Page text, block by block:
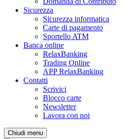
Sicurezza
Sicurezza informatica
Carte di pagamento
Sportello ATM
Banca online
RelaxBanking
Trading Online
APP RelaxBanking
Contatti
Scrivici
Blocco carte
Newsletter
Lavora con noi
Chiudi menu